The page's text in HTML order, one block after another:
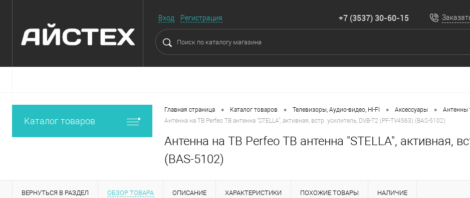
Вход Регистрация +7 (3537) 30-60-15
Каталог товаров
Главная страница • Каталог товаров • Телевизоры, Аудио-видео, HI-FI • Аксессуары • Антенны
Антенна на ТВ Perfeo ТВ антенна "STELLA", активная, встр. усилитель, DVB-T2 (PF-TV4563) (BAS-5102)
Антенна на ТВ Perfeo ТВ антенна "STELLA", активная,
(BAS-5102)
ВЕРНУТЬСЯ В РАЗДЕЛ ОБЗОР ТОВАРА ОПИСАНИЕ ХАРАКТЕРИСТИКИ ПОХОЖИЕ ТОВАРЫ НАЛИЧИЕ